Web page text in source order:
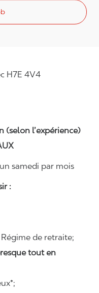
H7E 4V4
(selon l’expérience)
samedi par mois
:
Régime de retraite;
tout en